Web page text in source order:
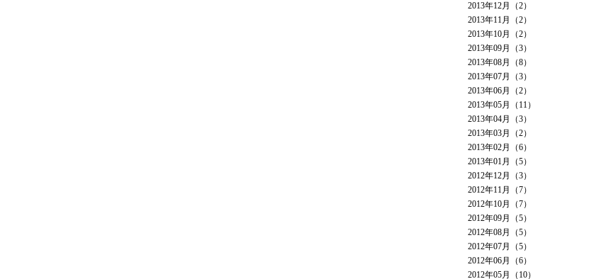
2013年12月（2）
2013年11月（2）
2013年10月（2）
2013年09月（3）
2013年08月（8）
2013年07月（3）
2013年06月（2）
2013年05月（11）
2013年04月（3）
2013年03月（2）
2013年02月（6）
2013年01月（5）
2012年12月（3）
2012年11月（7）
2012年10月（7）
2012年09月（5）
2012年08月（5）
2012年07月（5）
2012年06月（6）
2012年05月（10）